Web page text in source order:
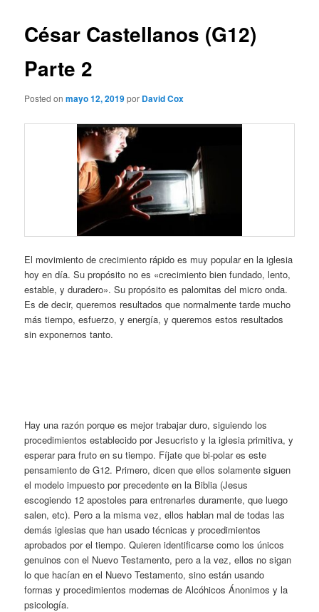
César Castellanos (G12)
Parte 2
Posted onmayo 12, 2019por David Cox
El movimiento de crecimiento rápido es muy popular en la iglesia
hoy en día. Su propósito no es «crecimiento bien fundado, lento,
estable, y duradero». Su propósito es palomitas del micro onda.
Es de decir, queremos resultados que normalmente tarde mucho
más tiempo, esfuerzo, y energía, y queremos estos resultados
sin exponernos tanto.
Hay una razón porque es mejor trabajar duro, siguiendo los
procedimientos establecido por Jesucristo y la iglesia primitiva, y
esperar para fruto en su tiempo. Fíjate que bi-polar es este
pensamiento de G12. Primero, dicen que ellos solamente siguen
el modelo impuesto por precedente en la Biblia (Jesus
escogiendo 12 apostoles para entrenarles duramente, que luego
salen, etc). Pero a la misma vez, ellos hablan mal de todas las
demás iglesias que han usado técnicas y procedimientos
aprobados por el tiempo. Quieren identificarse como los únicos
genuinos con el Nuevo Testamento, pero a la vez, ellos no sigan
lo que hacían en el Nuevo Testamento, sino están usando
formas y procedimientos modernas de Alcóhicos Ánonimos y la
psicología.